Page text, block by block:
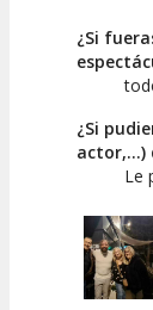
¿Si
¿Si
actor,...)
Le